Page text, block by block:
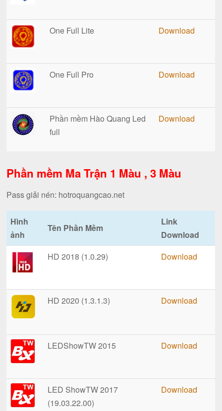
One Full Lite Download
One Full Pro Download
Phần mềm Hào Quang Led
full
Download
Phần mềm Ma Trận 1 Màu , 3 Màu
Pass giải nén: hotroquangcao.net
Hình
ảnh
Tên Phần Mềm
Link
Download
HD 2018 (1.0.29)
Download
HD 2020 (1.3.1.3) Download
LEDShowTW 2015 Download
LED ShowTW 2017
(19.03.22.00)
Download